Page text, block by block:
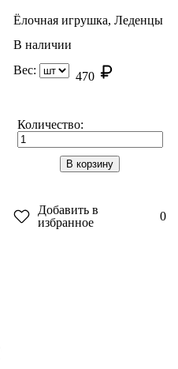
Ёлочная игрушка, Леденцы
В наличии
Вес:
470
Количество:
В корзину
Добавить в
избранное
0